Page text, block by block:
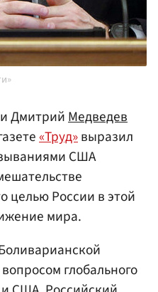
ДмитрийМедведев
«Труд»выразил
США
целью России в этой
мира.
глобального